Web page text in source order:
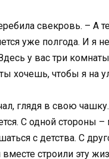
свекровь. – А
уже полгода. И я
у вас три
хочешь, чтобы я на
глядя в свою
С одной стороны
с детства. С
строили эту